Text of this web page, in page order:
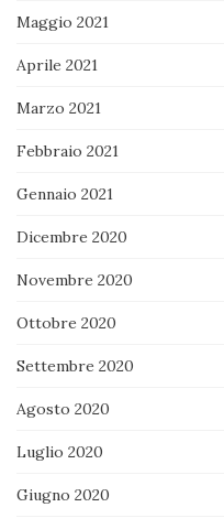
Maggio 2021
Aprile 2021
Marzo 2021
Febbraio 2021
Gennaio 2021
Dicembre 2020
Novembre 2020
Ottobre 2020
Settembre 2020
Agosto 2020
Luglio 2020
Giugno 2020